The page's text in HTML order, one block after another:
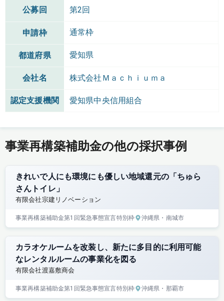
公募回 第2回
申請枠 通常枠
都道府県 愛知県
会社名 株式会社Ｍａｃｈｉｕｍａ
認定支援機関 愛知県中央信用組合
事業再構築補助金の他の採択事例
きれいで人にも環境にも優しい地域還元の「ちゅら
さんトイレ」
有限会社宗建リノベーション
事業再構築補助金第1回緊急事態宣言特別枠 沖縄県 ・南城市
カラオケルームを改装し、新たに多目的に利用可能
なレンタルルームの事業化を図る
有限会社渡嘉敷商会
事業再構築補助金第1回緊急事態宣言特別枠 沖縄県 ・那覇市